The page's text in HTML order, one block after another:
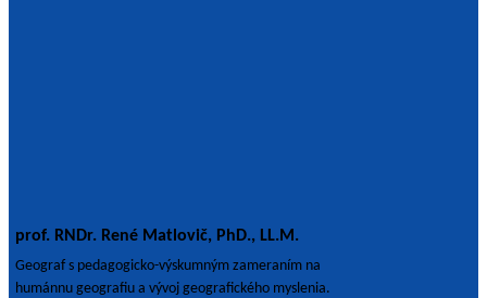
prof. RNDr. René Matlovič, PhD., LL.M.
Geograf s pedagogicko-výskumným zameraním na
humánnu geografiu a vývoj geografického myslenia.